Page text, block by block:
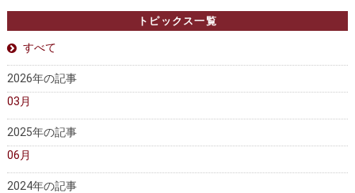
腹部大動脈瘤 大動脈解離
ステントグラフトによる治療 年齢・余病
マルファン症候群
診察をご希望の方へ
トピックス一覧
すべて
2026年の記事
03月
2025年の記事
06月
2024年の記事